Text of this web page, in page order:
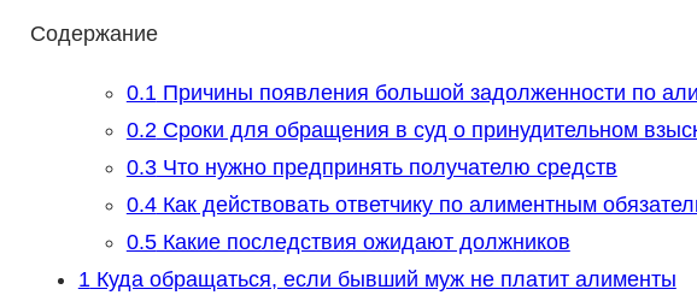
Содержание
0.1Причины появления большой задолженности по
0.2Сроки для обращения в суд о принудительном
0.3Что нужно предпринять получателю средств
0.4Как действовать ответчику по алиментным
0.5Какие последствия ожидают должников
1Куда обращаться, если бывший муж не платит алименты